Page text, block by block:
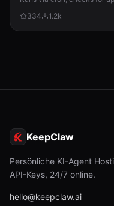
334
1.2k
KeepClaw
Persönliche KI-Agent
API-Keys, 24/7 online.
hello@keepclaw.ai